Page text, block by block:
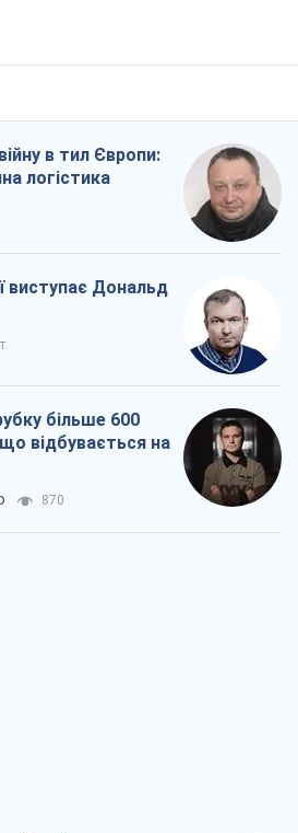
в тил Європи:
логістика
виступає Дональд
більше 600
відбувається на
870